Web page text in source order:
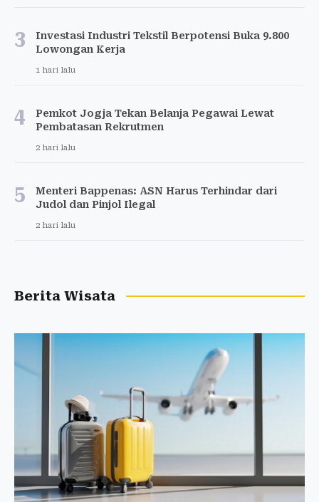
3
Investasi Industri Tekstil Berpotensi Buka 9.800
Lowongan Kerja
1 hari lalu
4
Pemkot Jogja Tekan Belanja Pegawai Lewat
Pembatasan Rekrutmen
2 hari lalu
5
Menteri Bappenas: ASN Harus Terhindar dari
Judol dan Pinjol Ilegal
2 hari lalu
Berita Wisata